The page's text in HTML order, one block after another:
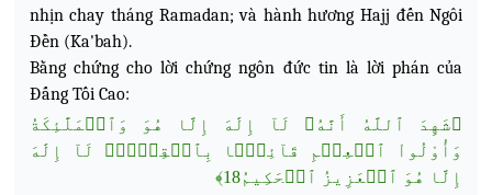
nhịn chay tháng Ramadan; và hành hương Hajj đến Ngôi
Đền (Ka'bah).
Bằng chứng cho lời chứng ngôn đức tin là lời phán của
Đấng Tối Cao:
﴿شَهِدَ ٱللَّهُ أَنَّهُۥ لَآ إِلَٰهَ إِلَّا هُوَ وَٱلۡمَلَٰٓئِكَةُ
وَأُوْلُواْ ٱلۡعِلۡمِ قَآئِمَۢا بِٱلۡقِسۡطِۚ لَآ إِلَٰهَ
إِلَّا
هُوَ ٱلۡعَزِيزُ ٱلۡحَكِيمُ18﴾